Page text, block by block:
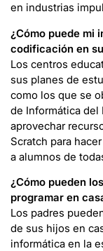
en industrias
¿Cómo puede mi
codificación en
Los centros
sus planes de
como los que se
de Informática del
aprovechar
Scratch para
a alumnos de
¿Cómo pueden
programar en
Los padres
de sus hijos en
informática en la